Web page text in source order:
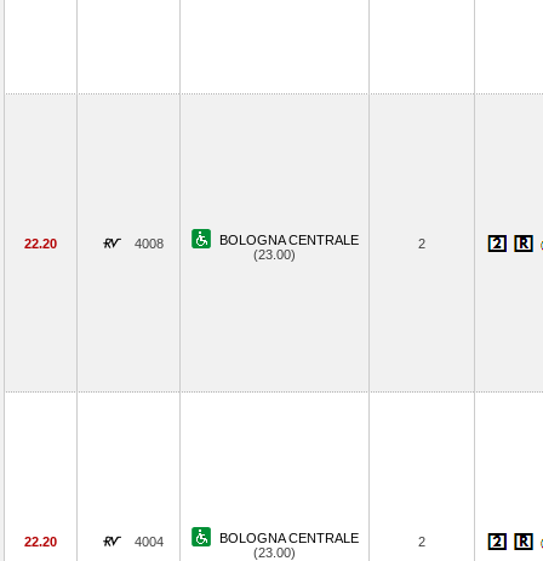
22.20 4008
BOLOGNA CENTRALE
(23.00)
2
22.20 4004
BOLOGNA CENTRALE
(23.00)
2